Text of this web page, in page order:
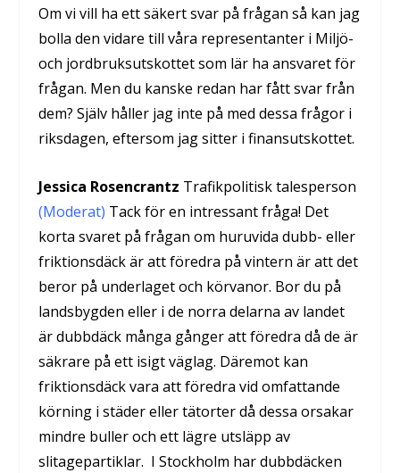
Om vi vill ha ett säkert svar på frågan så kan jag
bolla den vidare till våra representanter i Miljö-
och jordbruksutskottet som lär ha ansvaret för
frågan. Men du kanske redan har fått svar från
dem? Själv håller jag inte på med dessa frågor i
riksdagen, eftersom jag sitter i finansutskottet.
Jessica Rosencrantz Trafikpolitisk talesperson
(Moderat) Tack för en intressant fråga! Det
korta svaret på frågan om huruvida dubb- eller
friktionsdäck är att föredra på vintern är att det
beror på underlaget och körvanor. Bor du på
landsbygden eller i de norra delarna av landet
är dubbdäck många gånger att föredra då de är
säkrare på ett isigt väglag. Däremot kan
friktionsdäck vara att föredra vid omfattande
körning i städer eller tätorter då dessa orsakar
mindre buller och ett lägre utsläpp av
slitagepartiklar. I Stockholm har dubbdäcken